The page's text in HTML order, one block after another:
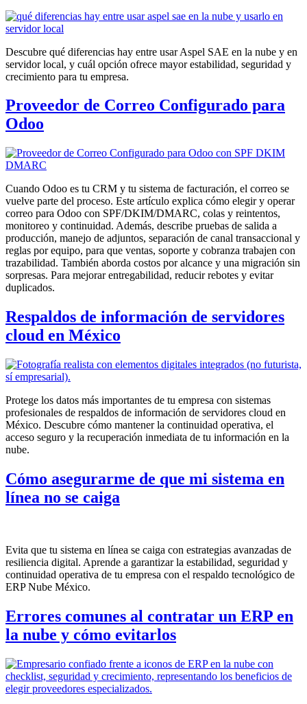
Descubre qué diferencias hay entre usar Aspel SAE en la nube y en
servidor local, y cuál opción ofrece mayor estabilidad, seguridad y
crecimiento para tu empresa.
Proveedor de Correo Configurado para
Odoo
Cuando Odoo es tu CRM y tu sistema de facturación, el correo se
vuelve parte del proceso. Este artículo explica cómo elegir y operar
correo para Odoo con SPF/DKIM/DMARC, colas y reintentos,
monitoreo y continuidad. Además, describe pruebas de salida a
producción, manejo de adjuntos, separación de canal transaccional y
reglas por equipo, para que ventas, soporte y cobranza trabajen con
trazabilidad. También aborda costos por alcance y una migración sin
sorpresas. Para mejorar entregabilidad, reducir rebotes y evitar
duplicados.
Respaldos de información de servidores
cloud en México
Protege los datos más importantes de tu empresa con sistemas
profesionales de respaldos de información de servidores cloud en
México. Descubre cómo mantener la continuidad operativa, el
acceso seguro y la recuperación inmediata de tu información en la
nube.
Cómo asegurarme de que mi sistema en
línea no se caiga
Evita que tu sistema en línea se caiga con estrategias avanzadas de
resiliencia digital. Aprende a garantizar la estabilidad, seguridad y
continuidad operativa de tu empresa con el respaldo tecnológico de
ERP Nube México.
Errores comunes al contratar un ERP en
la nube y cómo evitarlos